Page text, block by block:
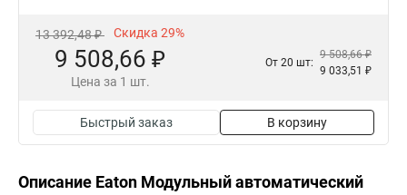
13 392,48 ₽ Скидка 29%
9 508,66 ₽
Цена за 1 шт.
От 20 шт:
9 508,66 ₽
9 033,51 ₽
Быстрый заказ В корзину
Описание Eaton Модульный автоматический